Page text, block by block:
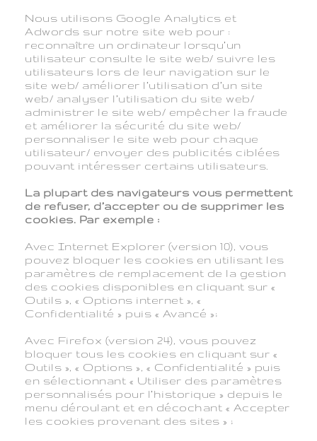
Nous utilisons Google Analytics et
Adwords sur notre site web pour :
reconnaître un ordinateur lorsqu’un
utilisateur consulte le site web/ suivre les
utilisateurs lors de leur navigation sur le
site web/ améliorer l’utilisation d’un site
web/ analyser l’utilisation du site web/
administrer le site web/ empêcher la fraude
et améliorer la sécurité du site web/
personnaliser le site web pour chaque
utilisateur/ envoyer des publicités ciblées
pouvant intéresser certains utilisateurs.
La plupart des navigateurs vous permettent
de refuser, d’accepter ou de supprimer les
cookies. Par exemple :
Avec Internet Explorer (version 10), vous
pouvez bloquer les cookies en utilisant les
paramètres de remplacement de la gestion
des cookies disponibles en cliquant sur «
Outils », « Options internet », «
Confidentialité » puis « Avancé »;
Avec Firefox (version 24), vous pouvez
bloquer tous les cookies en cliquant sur «
Outils », « Options », « Confidentialité » puis
en sélectionnant « Utiliser des paramètres
personnalisés pour l’historique » depuis le
menu déroulant et en décochant « Accepter
les cookies provenant des sites » ;